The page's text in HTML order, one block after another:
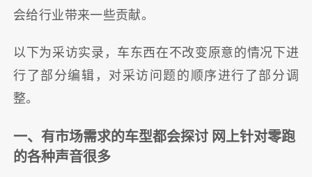
会给行业带来一些贡献。
以下为采访实录，车东西在不改变原意的情况下进
行了部分编辑，对采访问题的顺序进行了部分调
整。
一、有市场需求的车型都会探讨 网上针对零跑
的各种声音很多